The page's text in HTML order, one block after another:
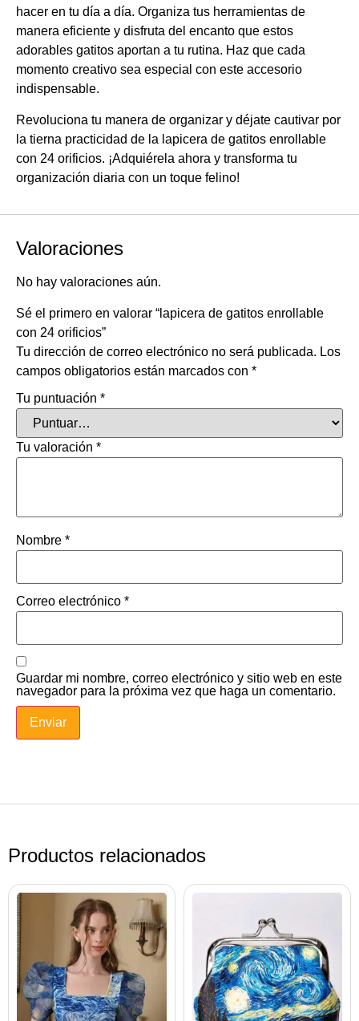
hacer en tu día a día. Organiza tus herramientas de
manera eficiente y disfruta del encanto que estos
adorables gatitos aportan a tu rutina. Haz que cada
momento creativo sea especial con este accesorio
indispensable.
Revoluciona tu manera de organizar y déjate cautivar por
la tierna practicidad de la lapicera de gatitos enrollable
con 24 orificios. ¡Adquiérela ahora y transforma tu
organización diaria con un toque felino!
Valoraciones
No hay valoraciones aún.
Sé el primero en valorar “lapicera de gatitos enrollable
con 24 orificios”
Tu dirección de correo electrónico no será publicada. Los
campos obligatorios están marcados con *
Tu puntuación *
Tu valoración *
Nombre *
Correo electrónico *
Guardar mi nombre, correo electrónico y sitio web en este
navegador para la próxima vez que haga un comentario.
Productos relacionados